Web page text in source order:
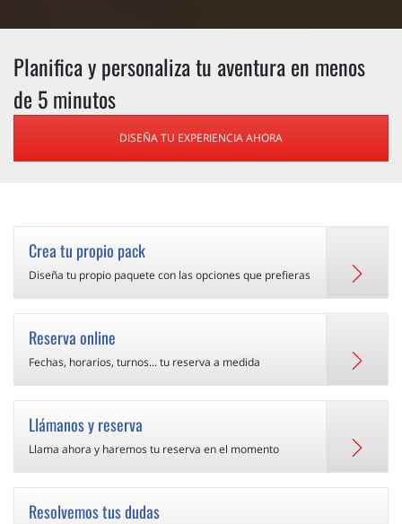
Planifica y personaliza tu aventura en menos
de 5 minutos
DISEÑA TU EXPERIENCIA AHORA
Crea tu propio pack
Diseña tu propio paquete con las opciones que prefieras
Reserva online
Fechas, horarios, turnos... tu reserva a medida
Llámanos y reserva
Llama ahora y haremos tu reserva en el momento
Resolvemos tus dudas